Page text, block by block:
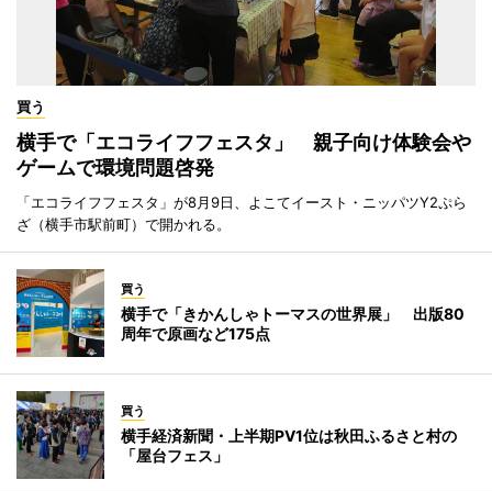
買う
横手で「エコライフフェスタ」 親子向け体験会や
ゲームで環境問題啓発
「エコライフフェスタ」が8月9日、よこてイースト・ニッパツY2ぷら
ざ（横手市駅前町）で開かれる。
買う
横手で「きかんしゃトーマスの世界展」 出版80
周年で原画など175点
買う
横手経済新聞・上半期PV1位は秋田ふるさと村の
「屋台フェス」